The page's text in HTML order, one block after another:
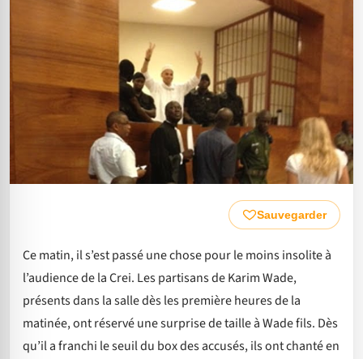
Sauvegarder
Ce matin, il s’est passé une chose pour le moins insolite à
l’audience de la Crei. Les partisans de Karim Wade,
présents dans la salle dès les première heures de la
matinée, ont réservé une surprise de taille à Wade fils. Dès
qu’il a franchi le seuil du box des accusés, ils ont chanté en